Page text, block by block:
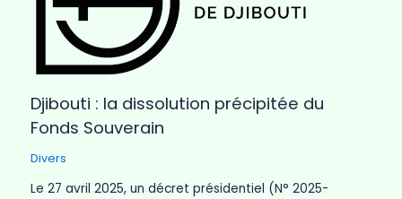
Djibouti : la dissolution précipitée du
Fonds Souverain
Divers
Le 27 avril 2025, un décret présidentiel (N° 2025-